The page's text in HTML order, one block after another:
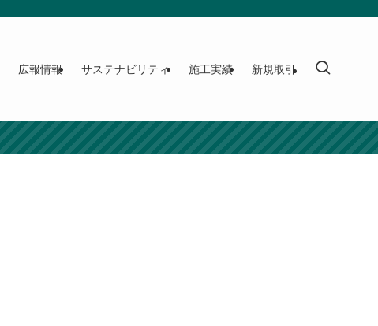
広報情報 サステナビリティ 施工実績 新規取引